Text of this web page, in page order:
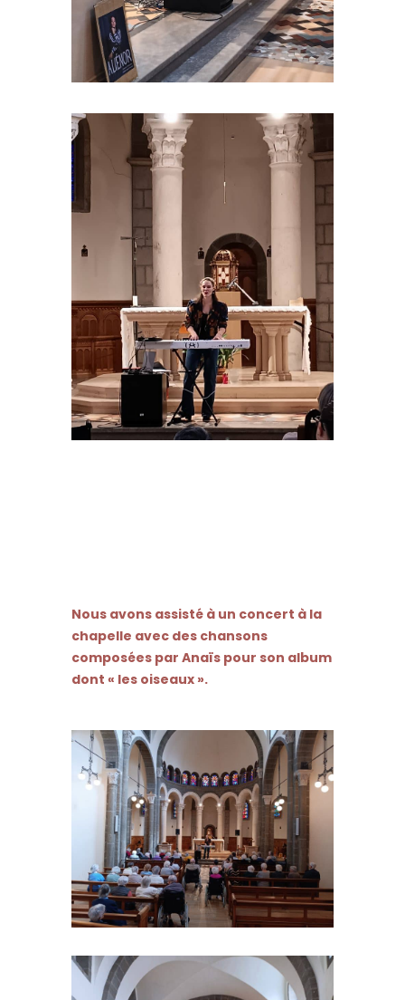
Nous avons assisté à un concert à la
chapelle avec des chansons
composées par Anaïs pour son album
dont « les oiseaux ».